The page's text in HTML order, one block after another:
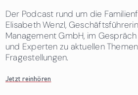
Der Podcast rund um die
Elisabeth Wenzl,
Management GmbH, im
und Experten zu aktuellen
Fragestellungen.
Jetzt reinhören